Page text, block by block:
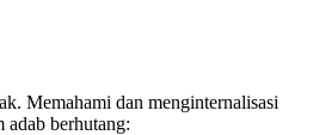
Memahami dan menginternalisasi
berhutang: